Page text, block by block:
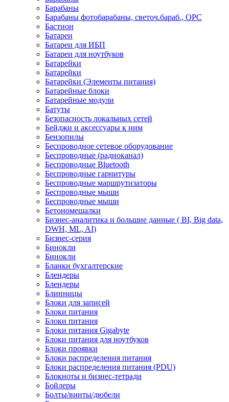
Барабаны
Барабаны фотобарабаны, светоч.бараб., OPC
Бастион
Батареи
Батареи для ИБП
Батареи для ноутбуков
Батарейки
Батарейки
Батарейки (Элементы питания)
Батарейные блоки
Батарейные модули
Батуты
Безопасность локальных сетей
Бейджи и аксесcуары к ним
Бензопилы
Беспроводное сетевое оборудование
Беспроводные (радиоканал)
Беспроводные Bluetooth
Беспроводные гарнитуры
Беспроводные маршрутизаторы
Беспроводные мыши
Беспроводные мыши
Бетономешалки
Бизнес-аналитика и большие данные ( BI, Big data,
DWH, ML, AI)
Бизнес-серия
Бинокли
Бинокли
Бланки бухгалтерские
Блендеры
Блендеры
Блинницы
Блоки для записей
Блоки питания
Блоки питания
Блоки питания Gigabyte
Блоки питания для ноутбуков
Блоки проявки
Блоки распределения питания
Блоки распределения питания (PDU)
Блокноты и бизнес-тетради
Бойлеры
Болты/винты/дюбели